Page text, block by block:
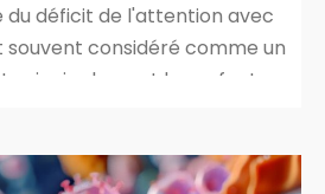
du déficit de l'attention avec
considéré comme un
les enfants.
adultes sont également
souvent inaperçu. Les